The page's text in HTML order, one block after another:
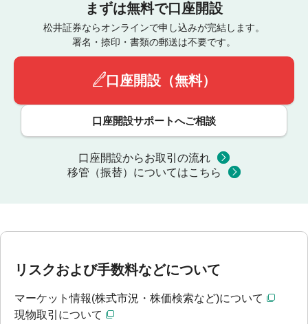
まずは無料で口座開設
松井証券ならオンラインで申し込みが完結します。
署名・捺印・書類の郵送は不要です。
口座開設（無料）
口座開設サポートへご相談
口座開設からお取引の流れ
移管（振替）についてはこちら
リスクおよび手数料などについて
マーケット情報(株式市況・株価検索など)について
現物取引について